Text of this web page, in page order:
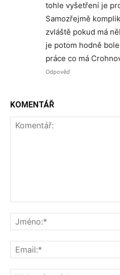
tohle vyšetření je
Samozřejmě
zvláště pokud má
je potom hodně
práce co má
Odpověď
KOMENTÁŘ